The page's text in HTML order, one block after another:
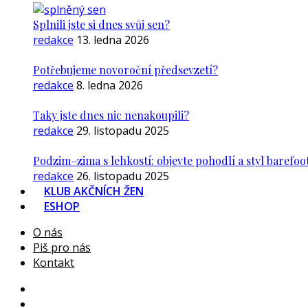
Splnili jste si dnes svůj sen?
redakce 13. ledna 2026
Potřebujeme novoroční předsevzetí?
redakce 8. ledna 2026
Taky jste dnes nic nenakoupili?
redakce 29. listopadu 2025
Podzim–zima s lehkostí: objevte pohodlí a styl
redakce 26. listopadu 2025
KLUB AKČNÍCH ŽEN
ESHOP
O nás
Piš pro nás
Kontakt